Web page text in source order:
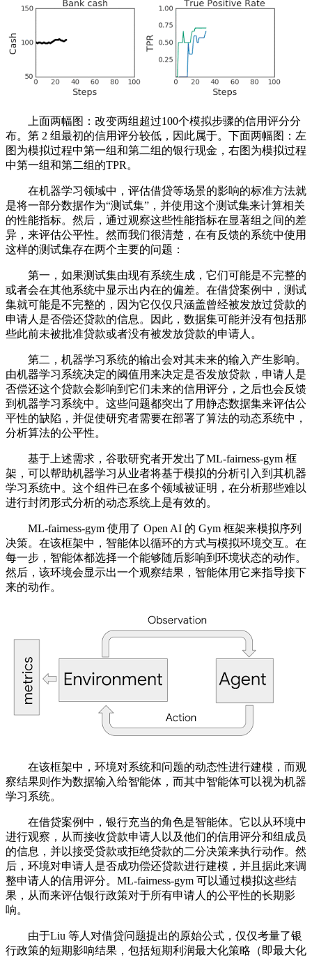
上面两幅图：改变两组超过100个模拟步骤的信用评分分
布。第 2 组最初的信用评分较低，因此属于。下面两幅图：左
图为模拟过程中第一组和第二组的银行现金，右图为模拟过程
中第一组和第二组的TPR。
在机器学习领域中，评估借贷等场景的影响的标准方法就
是将一部分数据作为“测试集”，并使用这个测试集来计算相关
的性能指标。然后，通过观察这些性能指标在显著组之间的差
异，来评估公平性。然而我们很清楚，在有反馈的系统中使用
这样的测试集存在两个主要的问题：
第一，如果测试集由现有系统生成，它们可能是不完整的
或者会在其他系统中显示出内在的偏差。在借贷案例中，测试
集就可能是不完整的，因为它仅仅只涵盖曾经被发放过贷款的
申请人是否偿还贷款的信息。因此，数据集可能并没有包括那
些此前未被批准贷款或者没有被发放贷款的申请人。
第二，机器学习系统的输出会对其未来的输入产生影响。
由机器学习系统决定的阈值用来决定是否发放贷款，申请人是
否偿还这个贷款会影响到它们未来的信用评分，之后也会反馈
到机器学习系统中。这些问题都突出了用静态数据集来评估公
平性的缺陷，并促使研究者需要在部署了算法的动态系统中，
分析算法的公平性。
基于上述需求，谷歌研究者开发出了ML-fairness-gym 框
架，可以帮助机器学习从业者将基于模拟的分析引入到其机器
学习系统中。这个组件已在多个领域被证明，在分析那些难以
进行封闭形式分析的动态系统上是有效的。
ML-fairness-gym 使用了 Open AI 的 Gym 框架来模拟序列
决策。在该框架中，智能体以循环的方式与模拟环境交互。在
每一步，智能体都选择一个能够随后影响到环境状态的动作。
然后，该环境会显示出一个观察结果，智能体用它来指导接下
来的动作。
在该框架中，环境对系统和问题的动态性进行建模，而观
察结果则作为数据输入给智能体，而其中智能体可以视为机器
学习系统。
在借贷案例中，银行充当的角色是智能体。它以从环境中
进行观察，从而接收贷款申请人以及他们的信用评分和组成员
的信息，并以接受贷款或拒绝贷款的二分决策来执行动作。然
后，环境对申请人是否成功偿还贷款进行建模，并且据此来调
整申请人的信用评分。ML-fairness-gym 可以通过模拟这些结
果，从而来评估银行政策对于所有申请人的公平性的长期影
响。
由于Liu 等人对借贷问题提出的原始公式，仅仅考量了银
行政策的短期影响结果，包括短期利润最大化策略（即最大化